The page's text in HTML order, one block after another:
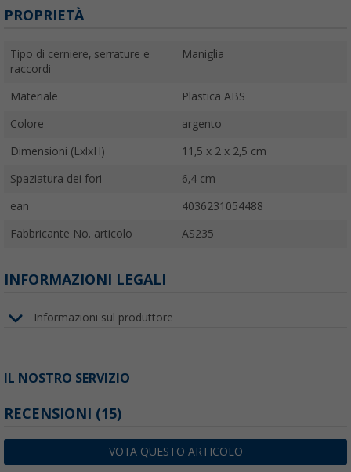
PROPRIETÀ
Tipo di cerniere, serrature e
raccordi
Maniglia
Materiale Plastica ABS
Colore argento
Dimensioni (LxlxH) 11,5 x 2 x 2,5 cm
Spaziatura dei fori 6,4 cm
ean 4036231054488
Fabbricante No. articolo AS235
INFORMAZIONI LEGALI
Informazioni sul produttore
IL NOSTRO SERVIZIO
RECENSIONI (15)
VOTA QUESTO ARTICOLO